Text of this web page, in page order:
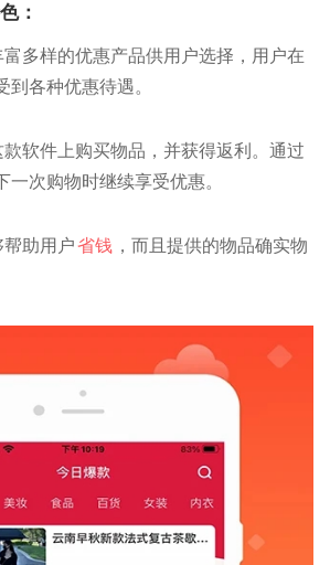
：
富多样的优惠产品供用户选择，用户在
各种优惠待遇。
款软件上购买物品，并获得返利。通过
一次购物时继续享受优惠。
助用户省钱 ，而且提供的物品确实物